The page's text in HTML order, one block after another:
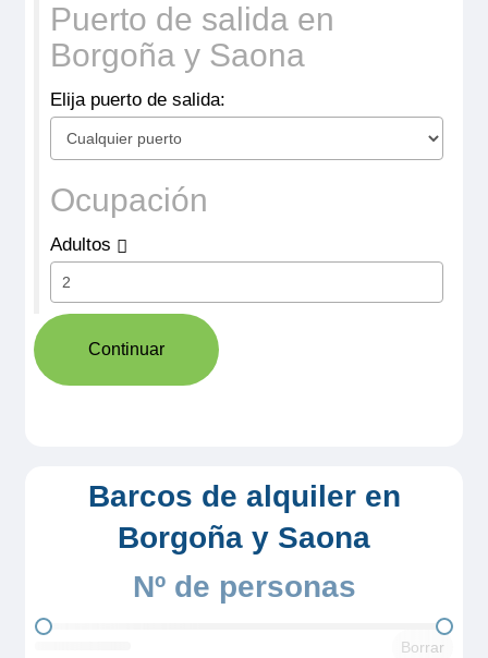
Puerto de salida en
Borgoña y Saona
Elija puerto de salida:
Ocupación
Adultos
Continuar
Barcos de alquiler en
Borgoña y Saona
Nº de personas
Nº de personas
Borrar